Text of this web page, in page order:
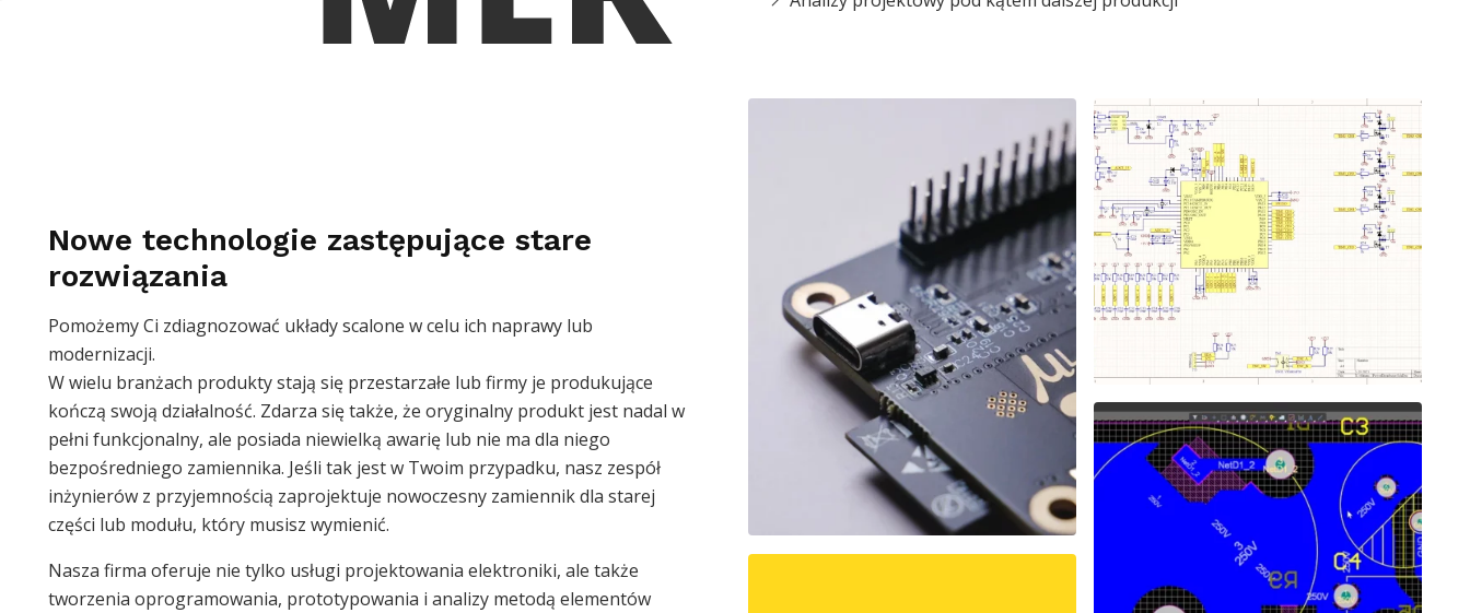
Nowe technologie zastępujące stare
rozwiązania
Pomożemy Ci zdiagnozować układy scalone w celu ich naprawy lub
modernizacji.
W wielu branżach produkty stają się przestarzałe lub firmy je produkujące
kończą swoją działalność. Zdarza się także, że oryginalny produkt jest nadal w
pełni funkcjonalny, ale posiada niewielką awarię lub nie ma dla niego
bezpośredniego zamiennika. Jeśli tak jest w Twoim przypadku, nasz zespół
inżynierów z przyjemnością zaprojektuje nowoczesny zamiennik dla starej
części lub modułu, który musisz wymienić.
Nasza firma oferuje nie tylko usługi projektowania elektroniki, ale także
tworzenia oprogramowania, prototypowania i analizy metodą elementów